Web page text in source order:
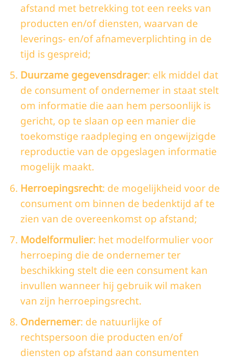
afstand met betrekking tot een reeks van
producten en/of diensten, waarvan de
leverings- en/of afnameverplichting in de
tijd is gespreid;
Duurzame gegevensdrager: elk middel dat
de consument of ondernemer in staat stelt
om informatie die aan hem persoonlijk is
gericht, op te slaan op een manier die
toekomstige raadpleging en ongewijzigde
reproductie van de opgeslagen informatie
mogelijk maakt.
Herroepingsrecht: de mogelijkheid voor de
consument om binnen de bedenktijd af te
zien van de overeenkomst op afstand;
Modelformulier: het modelformulier voor
herroeping die de ondernemer ter
beschikking stelt die een consument kan
invullen wanneer hij gebruik wil maken
van zijn herroepingsrecht.
Ondernemer: de natuurlijke of
rechtspersoon die producten en/of
diensten op afstand aan consumenten